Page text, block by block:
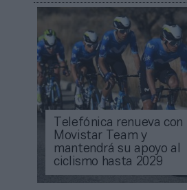
Telefónica renueva con
Movistar Team y
mantendrá su apoyo al
ciclismo hasta 2029